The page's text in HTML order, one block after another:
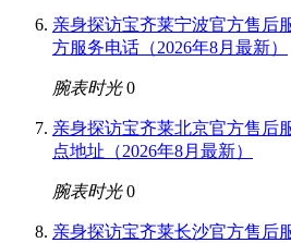
亲身探访宝齐莱宁波官方售后
方服务电话（2026年8月最新）
腕表时光 0
亲身探访宝齐莱北京官方售后
点地址（2026年8月最新）
腕表时光 0
亲身探访宝齐莱长沙官方售后